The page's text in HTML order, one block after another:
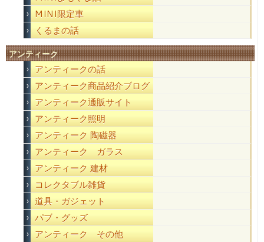
MINI限定車
くるまの話
アンティーク
アンティークの話
アンティーク商品紹介ブログ
アンティーク通販サイト
アンティーク照明
アンティーク 陶磁器
アンティーク ガラス
アンティーク 建材
コレクタブル雑貨
道具・ガジェット
パブ・グッズ
アンティーク その他